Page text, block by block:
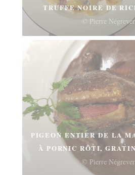
TRUFFE NOIRE DE
© Pierre
PIGEON ENTIER DE LA
À PORNIC RÔTI,
© Pierre